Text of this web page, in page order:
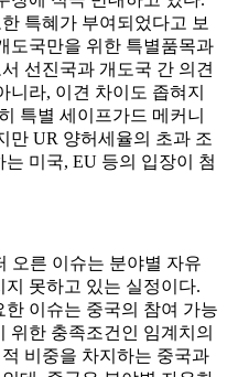
특혜가 부여되었다고 보
도국만을 위한 특별품목과
선진국과 개도국 간 의견
니라, 이견 차이도 좁혀지
특별 세이프가드 메커니
만 UR 양허세율의 초과 조
미국, EU 등의 입장이 첨
오른 이슈는 분야별 자유
못하고 있는 실정이다.
이슈는 중국의 참여 가능
위한 충족조건인 임계치의
비중을 차지하는 중국과